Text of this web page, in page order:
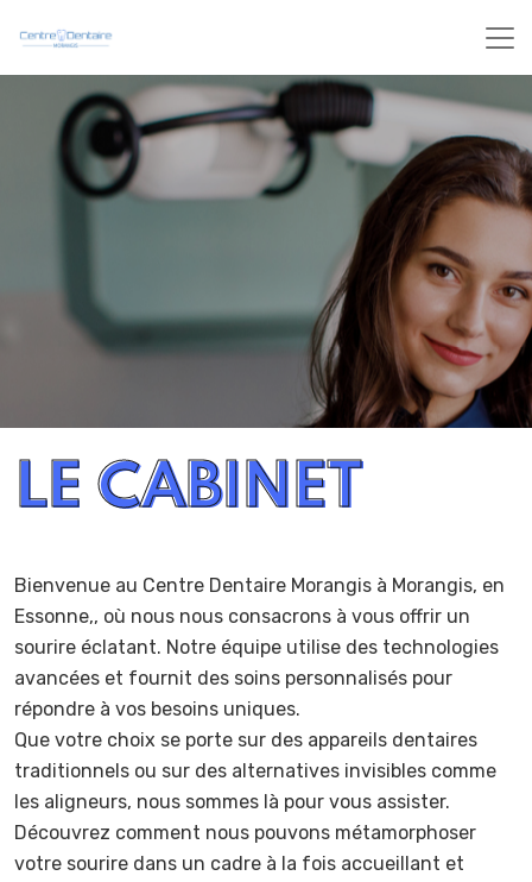
LE CABINET
Bienvenue au Centre Dentaire Morangis à Morangis, en
Essonne,, où nous nous consacrons à vous offrir un
sourire éclatant. Notre équipe utilise des technologies
avancées et fournit des soins personnalisés pour
répondre à vos besoins uniques.
Que votre choix se porte sur des appareils dentaires
traditionnels ou sur des alternatives invisibles comme
les aligneurs, nous sommes là pour vous assister.
Découvrez comment nous pouvons métamorphoser
votre sourire dans un cadre à la fois accueillant et